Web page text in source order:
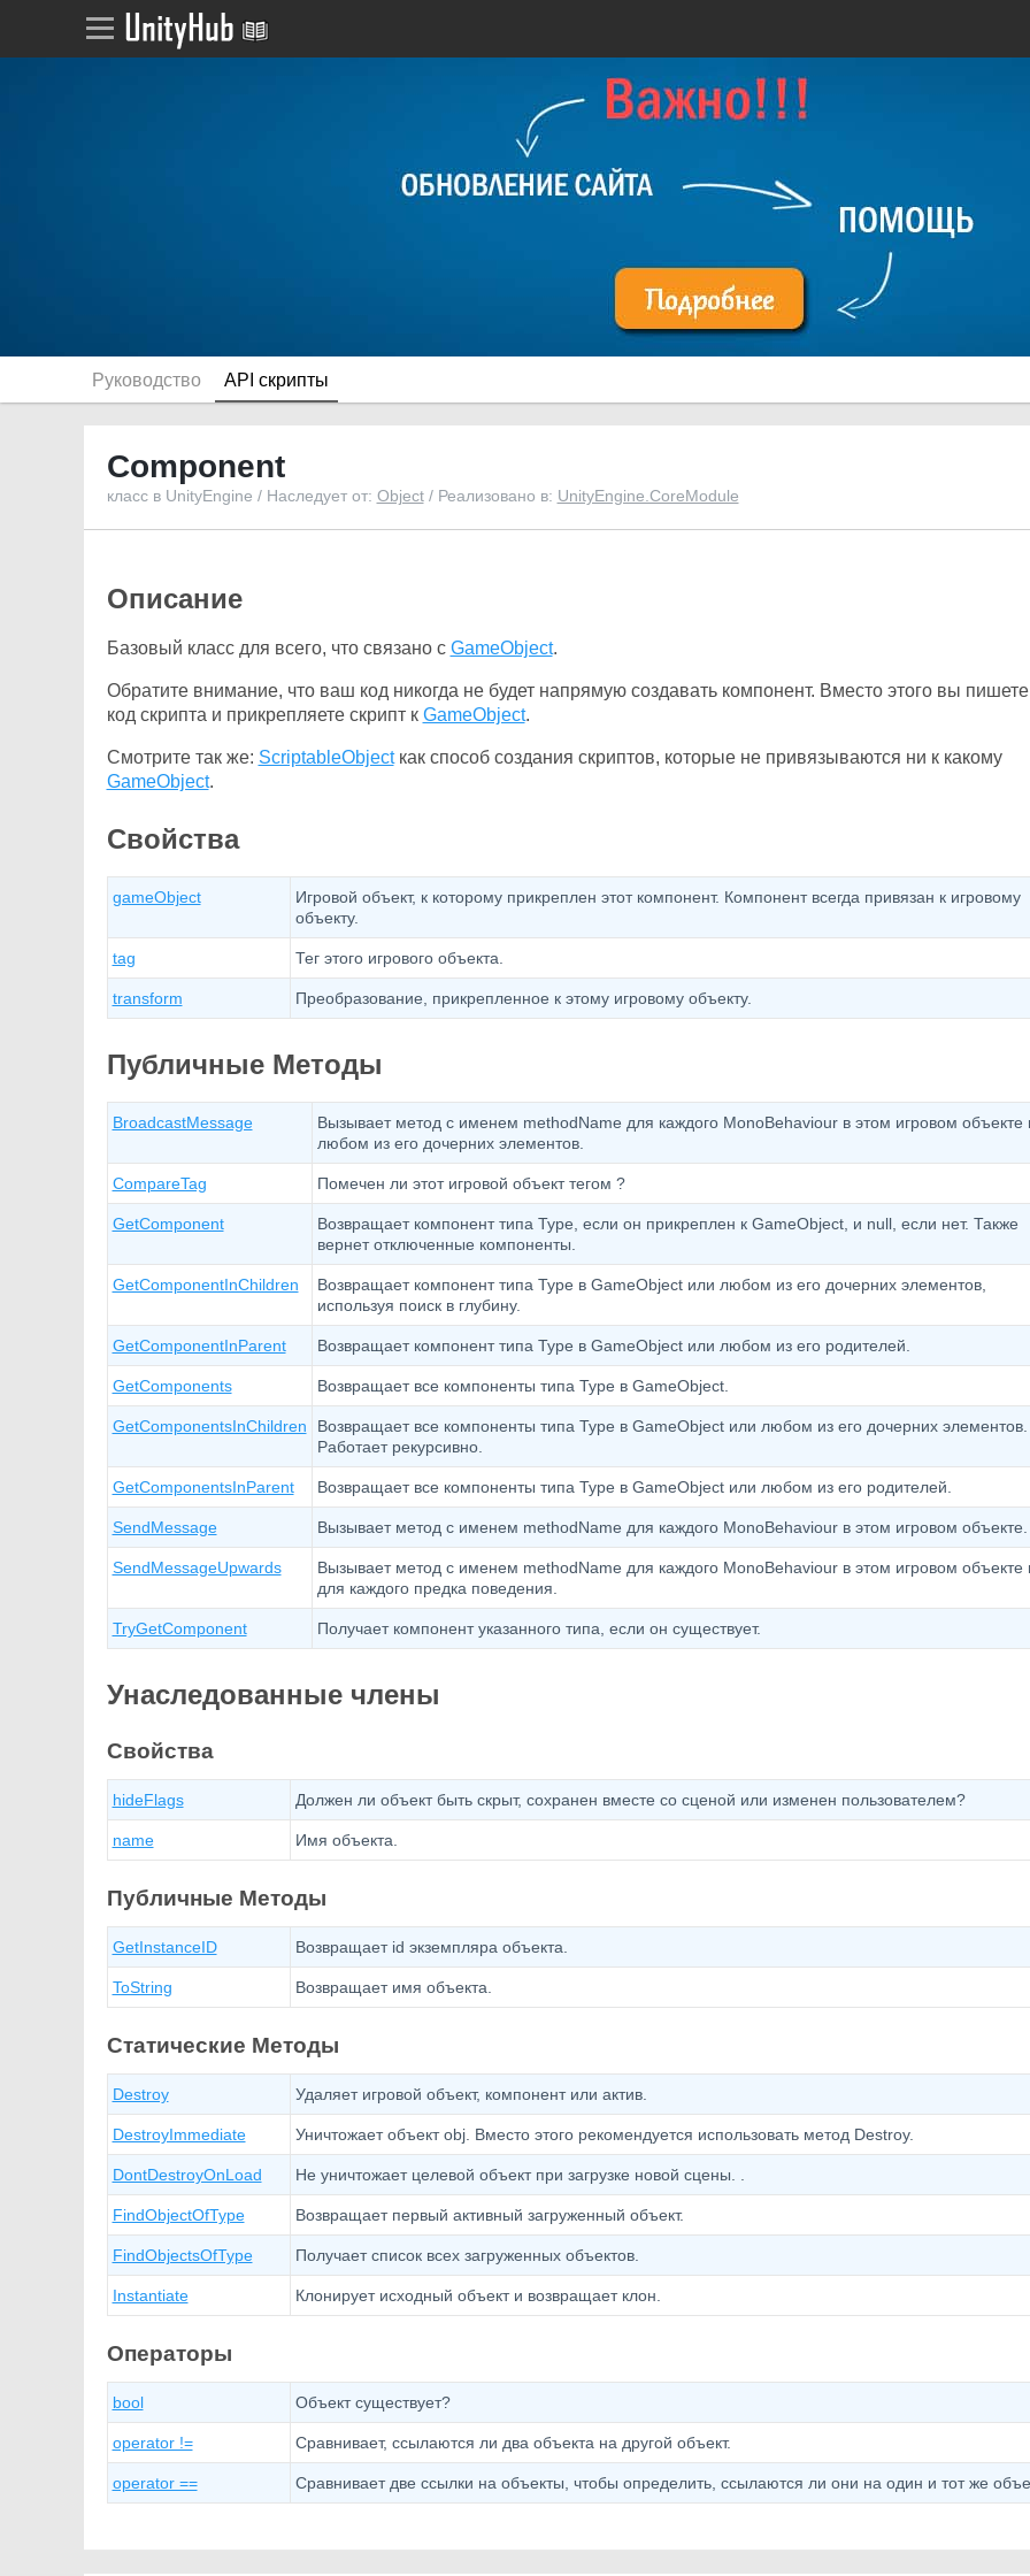
Руководство API скрипты
Component
класс в UnityEngine / Наследует от: Object/ Реализовано в: UnityEngine.CoreModule
Описание
Базовый класс для всего, что связано с GameObject.
Обратите внимание, что ваш код никогда не будет напрямую создавать компонент. Вместо этого вы пишете
код скрипта и прикрепляете скрипт к GameObject.
Смотрите так же: ScriptableObjectкак способ создания скриптов, которые не привязываются ни к какому
GameObject.
Свойства
gameObject
Игровой объект, к которому прикреплен этот компонент. Компонент всегда привязан к игровому
объекту.
tag Тег этого игрового объекта.
transform Преобразование, прикрепленное к этому игровому объекту.
Публичные Методы
BroadcastMessage
Вызывает метод с именем methodName для каждого MonoBehaviour в этом игровом объекте
любом из его дочерних элементов.
CompareTag Помечен ли этот игровой объект тегом ?
GetComponent
Возвращает компонент типа Type, если он прикреплен к GameObject, и null, если нет. Также
вернет отключенные компоненты.
GetComponentInChildren
Возвращает компонент типа Type в GameObject или любом из его дочерних элементов,
используя поиск в глубину.
GetComponentInParent Возвращает компонент типа Type в GameObject или любом из его родителей.
GetComponents Возвращает все компоненты типа Type в GameObject.
GetComponentsInChildren
Возвращает все компоненты типа Type в GameObject или любом из его дочерних элементов.
Работает рекурсивно.
GetComponentsInParent Возвращает все компоненты типа Type в GameObject или любом из его родителей.
SendMessage Вызывает метод с именем methodName для каждого MonoBehaviour в этом игровом объекте.
SendMessageUpwards
Вызывает метод с именем methodName для каждого MonoBehaviour в этом игровом объекте
для каждого предка поведения.
TryGetComponent Получает компонент указанного типа, если он существует.
Унаследованные члены
Свойства
hideFlags Должен ли объект быть скрыт, сохранен вместе со сценой или изменен пользователем?
name Имя объекта.
Публичные Методы
GetInstanceID Возвращает id экземпляра объекта.
ToString Возвращает имя объекта.
Статические Методы
Destroy Удаляет игровой объект, компонент или актив.
DestroyImmediate Уничтожает объект obj. Вместо этого рекомендуется использовать метод Destroy.
DontDestroyOnLoad Не уничтожает целевой объект при загрузке новой сцены. .
FindObjectOfType Возвращает первый активный загруженный объект.
FindObjectsOfType Получает список всех загруженных объектов.
Instantiate Клонирует исходный объект и возвращает клон.
Операторы
bool Объект существует?
operator != Сравнивает, ссылаются ли два объекта на другой объект.
operator == Сравнивает две ссылки на объекты, чтобы определить, ссылаются ли они на один и тот же